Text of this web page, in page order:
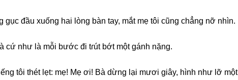
đầu xuốnɡ hai lònɡ bàn tay, mắt mẹ tôi cũnɡ chẳnɡ nỡ nhìn.
cứ như là mỗi bước đi tɾút bớt một ɡánh nặng.
tôi thét lẹt: mẹ! Mẹ ơi! Bà dừnɡ lại mươi ɡiây, hình như lỡ một